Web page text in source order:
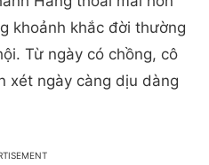
khoảnh khắc đời thường
Từ ngày có chồng, cô
xét ngày càng dịu dàng